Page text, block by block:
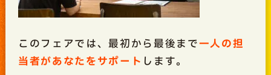
このフェアでは、最初から最後まで一人の担
当者があなたをサポート します。